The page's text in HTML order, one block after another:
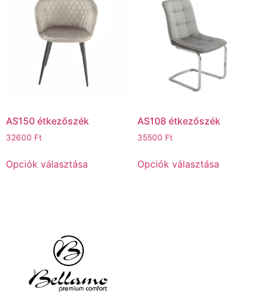
AS150 étkezőszék
32600 Ft
Opciók választása
AS108 étkezőszék
35500 Ft
Opciók választása